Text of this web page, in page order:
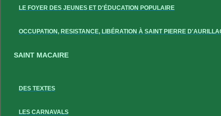
LE FOYER DES JEUNES ET D'ÉDUCATION POPULAIRE
OCCUPATION, RESISTANCE, LIBÉRATION À SAINT PIERRE
SAINT MACAIRE
DES TEXTES
LES CARNAVALS